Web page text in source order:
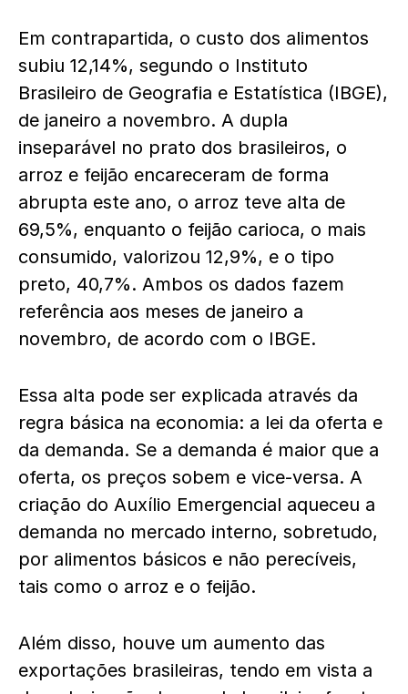
Em contrapartida, o custo dos alimentos
subiu 12,14%, segundo o Instituto
Brasileiro de Geografia e Estatística (IBGE),
de janeiro a novembro. A dupla
inseparável no prato dos brasileiros, o
arroz e feijão encareceram de forma
abrupta este ano, o arroz teve alta de
69,5%, enquanto o feijão carioca, o mais
consumido, valorizou 12,9%, e o tipo
preto, 40,7%. Ambos os dados fazem
referência aos meses de janeiro a
novembro, de acordo com o IBGE.
Essa alta pode ser explicada através da
regra básica na economia: a lei da oferta e
da demanda. Se a demanda é maior que a
oferta, os preços sobem e vice-versa. A
criação do Auxílio Emergencial aqueceu a
demanda no mercado interno, sobretudo,
por alimentos básicos e não perecíveis,
tais como o arroz e o feijão.
Além disso, houve um aumento das
exportações brasileiras, tendo em vista a